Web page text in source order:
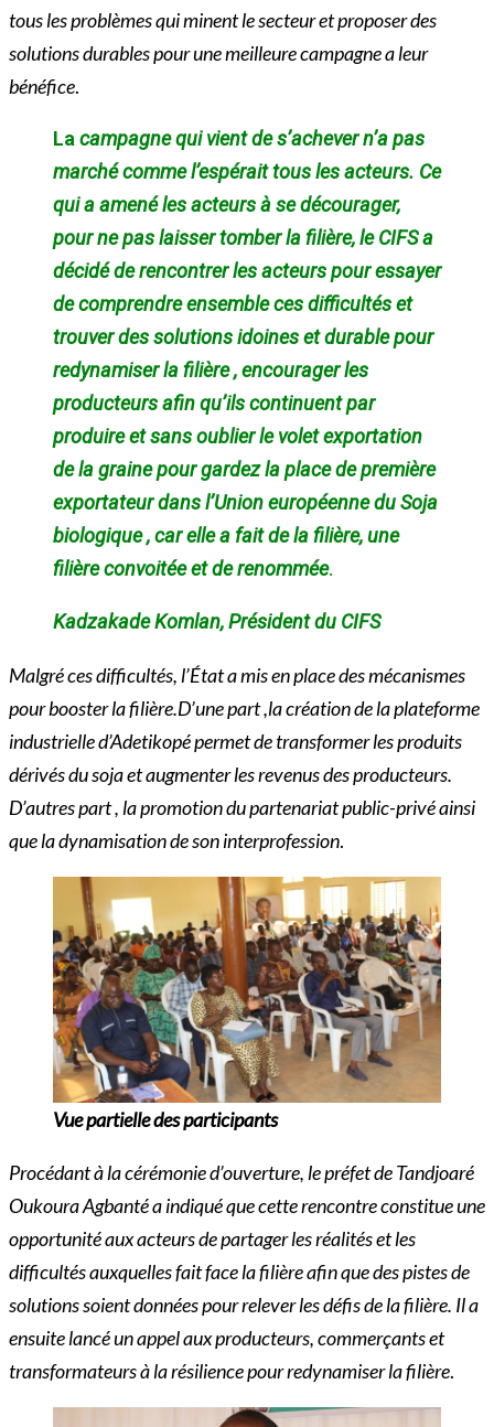
tous les problèmes qui minent le secteur et proposer des
solutions durables pour une meilleure campagne a leur
bénéfice.
La campagne qui vient de s’achever n’a pas
marché comme l’espérait tous les acteurs. Ce
qui a amené les acteurs à se décourager,
pour ne pas laisser tomber la filière, le CIFS a
décidé de rencontrer les acteurs pour essayer
de comprendre ensemble ces difficultés et
trouver des solutions idoines et durable pour
redynamiser la filière , encourager les
producteurs afin qu’ils continuent par
produire et sans oublier le volet exportation
de la graine pour gardez la place de première
exportateur dans l’Union européenne du Soja
biologique , car elle a fait de la filière, une
filière convoitée et de renommée.
Kadzakade Komlan, Président du CIFS
Malgré ces difficultés, l’État a mis en place des mécanismes
pour booster la filière.D’une part ,la création de la plateforme
industrielle d’Adetikopé permet de transformer les produits
dérivés du soja et augmenter les revenus des producteurs.
D’autres part , la promotion du partenariat public-privé ainsi
que la dynamisation de son interprofession.
Vue partielle des participants
Procédant à la cérémonie d’ouverture, le préfet de Tandjoaré
Oukoura Agbanté a indiqué que cette rencontre constitue une
opportunité aux acteurs de partager les réalités et les
difficultés auxquelles fait face la filière afin que des pistes de
solutions soient données pour relever les défis de la filière. Il a
ensuite lancé un appel aux producteurs, commerçants et
transformateurs à la résilience pour redynamiser la filière.